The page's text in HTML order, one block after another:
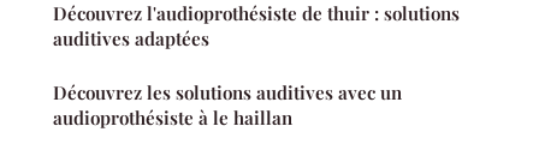
Découvrez l'audioprothésiste de thuir : solutions
auditives adaptées
Découvrez les solutions auditives avec un
audioprothésiste à le haillan